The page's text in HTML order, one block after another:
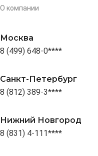
О компании
Москва
8 (499) 648-0****
Санкт-Петербург
8 (812) 389-3****
Нижний Новгород
8 (831) 4-111****